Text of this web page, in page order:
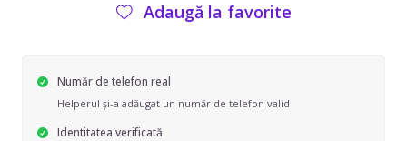
Adaugă la favorite
Număr de telefon real
Helperul și-a adăugat un număr de telefon valid
Identitatea verificată